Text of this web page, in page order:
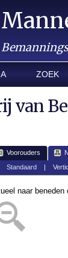
ZOEK
van
Voorouders
Standaard|
naar